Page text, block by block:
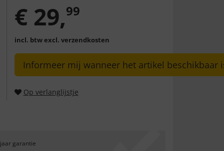
€ 29,99
incl. btwexcl. verzendkosten
Informeer mij wanneer het artikel beschikbaar
Op verlanglijstje
garantie